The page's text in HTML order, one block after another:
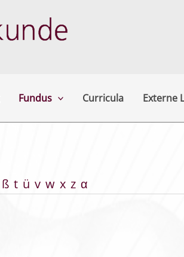
Fundus Curricula Externe
ß t ü v w x z α